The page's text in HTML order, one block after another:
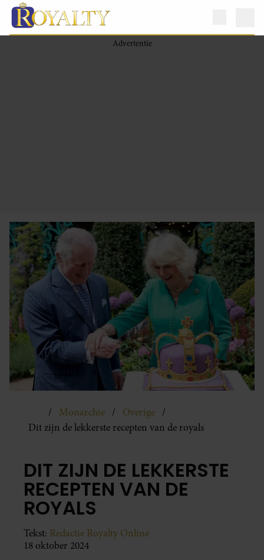
Monarchie
Overige
Dit zijn de lekkerste recepten van de royals
DIT ZIJN DE LEKKERSTE
RECEPTEN VAN DE
ROYALS
Tekst: Redactie Royalty Online
18 oktober 2024